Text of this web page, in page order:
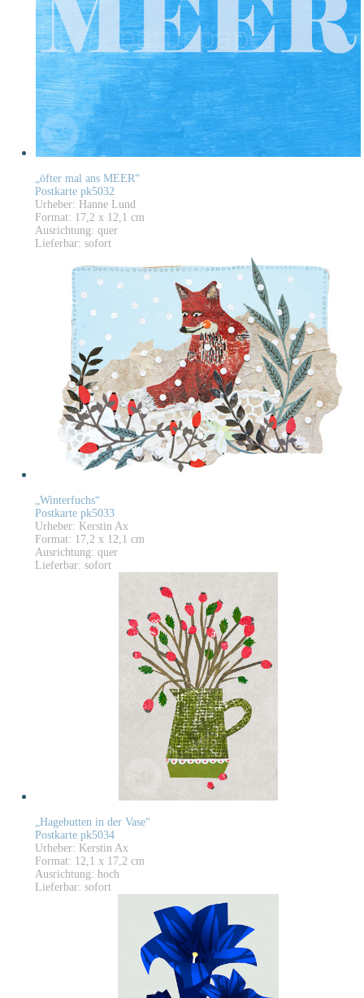
„öfter mal ans MEER“
Postkarte pk5032
Urheber: Hanne Lund
Format: 17,2 x 12,1 cm
Ausrichtung: quer
Lieferbar: sofort
„Winterfuchs“
Postkarte pk5033
Urheber: Kerstin Ax
Format: 17,2 x 12,1 cm
Ausrichtung: quer
Lieferbar: sofort
„Hagebutten in der Vase“
Postkarte pk5034
Urheber: Kerstin Ax
Format: 12,1 x 17,2 cm
Ausrichtung: hoch
Lieferbar: sofort